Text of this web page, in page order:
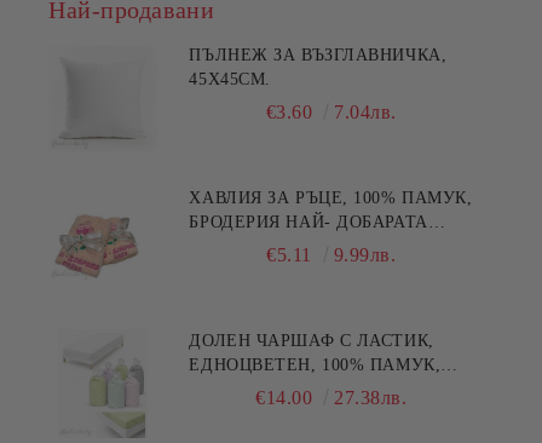
Най-продавани
ПЪЛНЕЖ ЗА ВЪЗГЛАВНИЧКА,
45X45СМ.
€3.60 7.04лв.
ХАВЛИЯ ЗА РЪЦЕ, 100% ПАМУК,
БРОДЕРИЯ НАЙ- ДОБАРАТА
МАЙКА/БАБА , РАЗМЕР:
€5.11 9.99лв.
ДОЛЕН ЧАРШАФ С ЛАСТИК,
ЕДНОЦВЕТЕН, 100% ПАМУК,
РАЗЛИЧНИ РАЗМЕРИ
€14.00 27.38лв.